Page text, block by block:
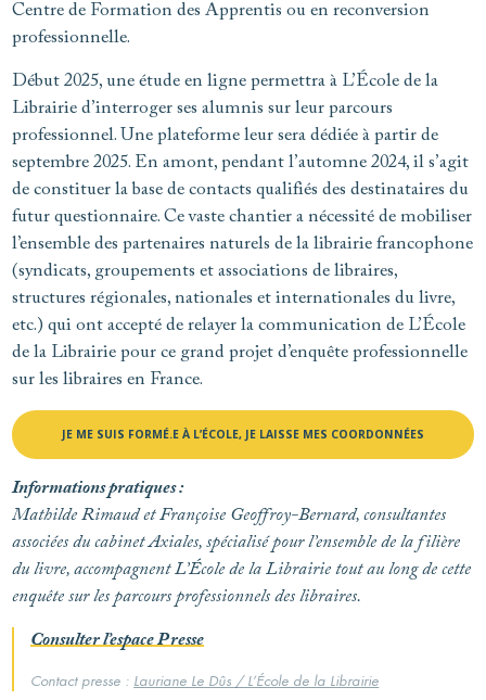
Centre de Formation des Apprentis ou en reconversion
professionnelle.
Début 2025, une étude en ligne permettra à L’École de la
Librairie d’interroger ses alumnis sur leur parcours
professionnel. Une plateforme leur sera dédiée à partir de
septembre 2025. En amont, pendant l’automne 2024, il s’agit
de constituer la base de contacts qualifiés des destinataires du
futur questionnaire. Ce vaste chantier a nécessité de mobiliser
l’ensemble des partenaires naturels de la librairie francophone
(syndicats, groupements et associations de libraires,
structures régionales, nationales et internationales du livre,
etc.) qui ont accepté de relayer la communication de L’École
de la Librairie pour ce grand projet d’enquête professionnelle
sur les libraires en France.
JE ME SUIS FORMÉ.E À L’ÉCOLE, JE LAISSE MES COORDONNÉES
Informations pratiques :
Mathilde Rimaud et Françoise Geoffroy-Bernard, consultantes
associées du cabinet Axiales, spécialisé pour l’ensemble de la filière
du livre, accompagnent L’École de la Librairie tout au long de cette
enquête sur les parcours professionnels des libraires.
Consulter l’espace Presse
Contact presse : Lauriane Le Dûs / L’École de la Librairie